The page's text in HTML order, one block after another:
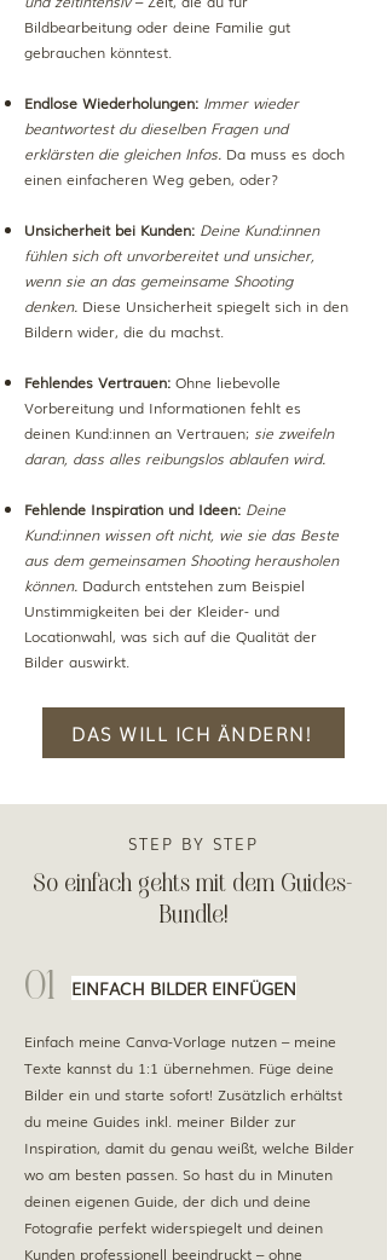
Bildbearbeitung oder deine Familie gut
gebrauchen könntest.
Endlose Wiederholungen: Immer wieder
beantwortest du dieselben Fragen und
erklärsten die gleichen Infos. Da muss es doch
einen einfacheren Weg geben, oder?
Unsicherheit bei Kunden: Deine Kund:innen
fühlen sich oft unvorbereitet und unsicher,
wenn sie an das gemeinsame Shooting
denken. Diese Unsicherheit spiegelt sich in den
Bildern wider, die du machst.
Fehlendes Vertrauen: Ohne liebevolle
Vorbereitung und Informationen fehlt es
deinen Kund:innen an Vertrauen; sie zweifeln
daran, dass alles reibungslos ablaufen wird.
Fehlende Inspiration und Ideen: Deine
Kund:innen wissen oft nicht, wie sie das Beste
aus dem gemeinsamen Shooting herausholen
können. Dadurch entstehen zum Beispiel
Unstimmigkeiten bei der Kleider- und
Locationwahl, was sich auf die Qualität der
Bilder auswirkt.
DAS WILL ICH ÄNDERN!
STEP BY STEP
So einfach gehts mit dem Guides-
Bundle!
01 EINFACH BILDER EINFÜGEN
Einfach meine Canva-Vorlage nutzen – meine
Texte kannst du 1:1 übernehmen. Füge deine
Bilder ein und starte sofort! Zusätzlich erhältst
du meine Guides inkl. meiner Bilder zur
Inspiration, damit du genau weißt, welche Bilder
wo am besten passen. So hast du in Minuten
deinen eigenen Guide, der dich und deine
Fotografie perfekt widerspiegelt und deinen
Kunden professionell beeindruckt – ohne